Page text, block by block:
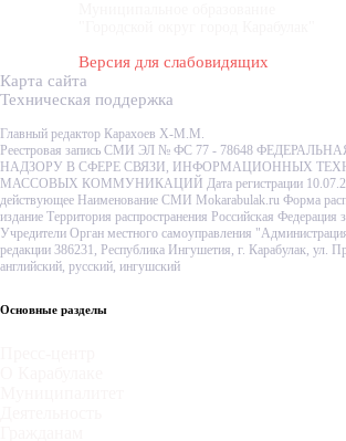
Версия для слабовидящих
Карта сайта
Техническая поддержка
Главный редактор Карахоев Х-М.М.
Реестровая запись СМИ ЭЛ № ФС 77 - 78648
НАДЗОРУ В СФЕРЕ СВЯЗИ, ИНФОРМАЦИОННЫХ
МАССОВЫХ КОММУНИКАЦИЙ Дата регистрации
действующее Наименование СМИ Mokarabulak.ru Форма
издание Территория распространения Российская Федерация
Учредители Орган местного самоуправления
редакции 386231, Республика Ингушетия, г. Карабулак, ул.
английский, русский, ингушский
Основные разделы